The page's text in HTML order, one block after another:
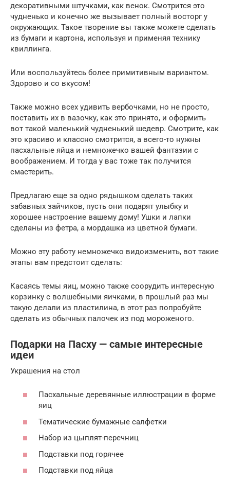
декоративными штучками, как венок. Смотрится это
чудненько и конечно же вызывает полный восторг у
окружающих. Такое творение вы также можете сделать
из бумаги и картона, используя и применяя технику
квиллинга.
Или воспользуйтесь более примитивным вариантом.
Здорово и со вкусом!
Также можно всех удивить вербочками, но не просто,
поставить их в вазочку, как это принято, и оформить
вот такой маленький чудненький шедевр. Смотрите, как
это красиво и классно смотрится, а всего-то нужны
пасхальные яйца и немножечко вашей фантазии с
воображением. И тогда у вас тоже так получится
смастерить.
Предлагаю еще за одно рядышком сделать таких
забавных зайчиков, пусть они подарят улыбку и
хорошее настроение вашему дому! Ушки и лапки
сделаны из фетра, а мордашка из цветной бумаги.
Можно эту работу немножечко видоизменить, вот такие
этапы вам предстоит сделать:
Касаясь темы яиц, можно также соорудить интересную
корзинку с волшебными яичками, в прошлый раз мы
такую делали из пластилина, в этот раз попробуйте
сделать из обычных палочек из под мороженого.
Подарки на Пасху — самые интересные
идеи
Украшения на стол
Пасхальные деревянные иллюстрации в форме
яиц
Тематические бумажные салфетки
Набор из цыплят-перечниц
Подставки под горячее
Подставки под яйца